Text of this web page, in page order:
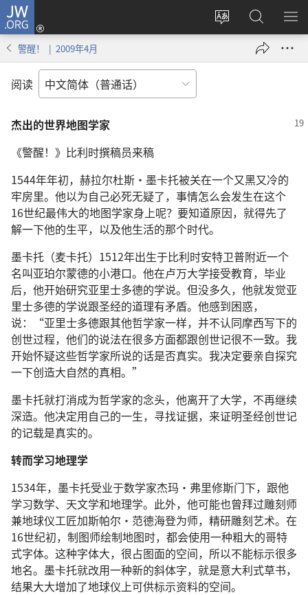
JW.ORG
更
登
录
（打
搜
索
JW.ORG
显
警醒！ | 2009年4月
阅读
杰出的世界地图学家
《警醒！》比利时撰稿员来稿
1544年年初，赫拉尔杜斯·墨卡托被关在一个又黑又冷的
牢房里。他以为自己必死无疑了，事情怎么会发生在这个
16世纪最伟大的地图学家身上呢？要知道原因，就得先了
解一下他的生平，以及他生活的那个时代。
墨卡托（麦卡托）1512年出生于比利时安特卫普附近一个
名叫亚珀尔蒙德的小港口。他在卢万大学接受教育，毕业
后，他开始研究亚里士多德的学说。但没多久，他就发觉亚
里士多德的学说跟圣经的道理有矛盾。他感到困惑，
说：“亚里士多德跟其他哲学家一样，并不认同摩西写下的
创世过程，他们的说法在很多方面都跟创世记很不一致。我
开始怀疑这些哲学家所说的话是否真实。我决定要亲自探究
一下创造大自然的真相。”
墨卡托就打消成为哲学家的念头，他离开了大学，不再继续
深造。他决定用自己的一生，寻找证据，来证明圣经创世记
的记载是真实的。
转而学习地理学
1534年，墨卡托受业于数学家杰玛·弗里修斯门下，跟他
学习数学、天文学和地理学。此外，他可能也曾拜过雕刻师
兼地球仪工匠加斯帕尔·范德海登为师，精研雕刻艺术。在
16世纪初，制图师绘制地图时，都会使用一种粗大的哥特
式字体。这种字体大，很占图面的空间，所以不能标示很多
地名。墨卡托就改用一种新的斜体字，就是意大利式草书，
结果大大增加了地球仪上可供标示资料的空间。